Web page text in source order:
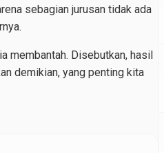
sebagian jurusan tidak ada
membantah. Disebutkan, hasil
demikian, yang penting kita